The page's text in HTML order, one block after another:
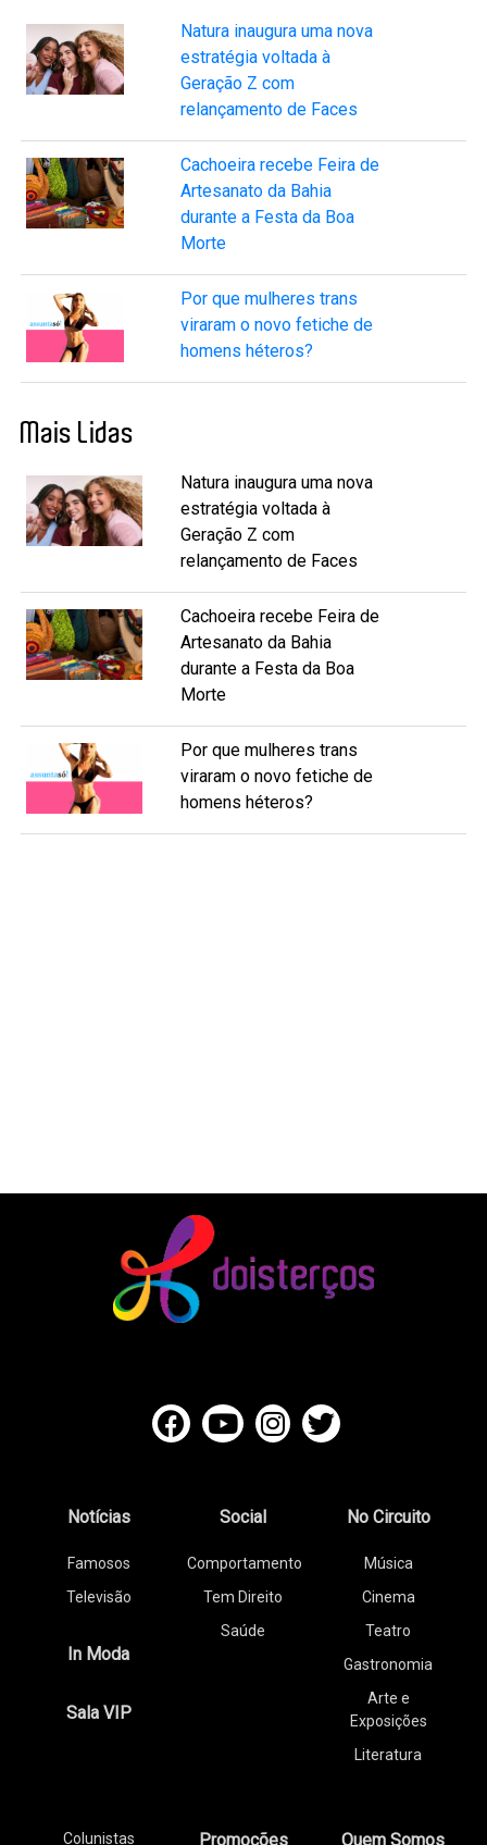
Natura inaugura uma nova
estratégia voltada à
Geração Z com
relançamento de Faces
Cachoeira recebe Feira de
Artesanato da Bahia
durante a Festa da Boa
Morte
Por que mulheres trans
viraram o novo fetiche de
homens héteros?
Mais Lidas
Natura inaugura uma nova
estratégia voltada à
Geração Z com
relançamento de Faces
Cachoeira recebe Feira de
Artesanato da Bahia
durante a Festa da Boa
Morte
Por que mulheres trans
viraram o novo fetiche de
homens héteros?
Notícias
Famosos
Televisão
In Moda
Sala VIP
Social
Comportamento
Tem Direito
Saúde
No Circuito
Música
Cinema
Teatro
Gastronomia
Arte e
Exposições
Literatura
Colunistas Promoções Quem Somos